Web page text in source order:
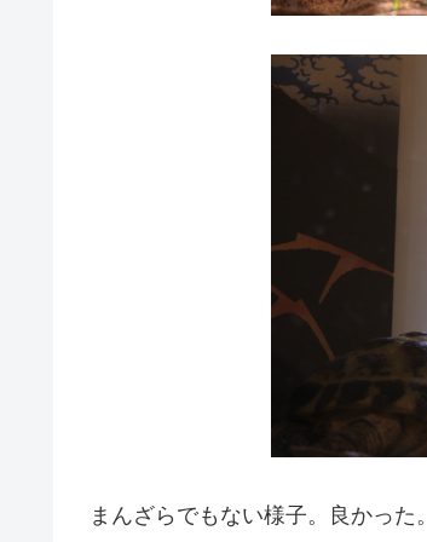
まんざらでもない様子。良かった。